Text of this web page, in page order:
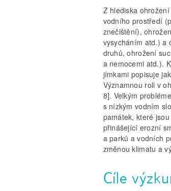
Z hlediska
vodního prostředí
znečištění),
vysycháním atd.) a
druhů, ohrožení
a nemocemi atd.).
jímkami popisuje
Významnou roli v
8]. Velkým
s nízkým vodním
památek, které
přinášející erozní
a parků a vodních
změnou klimatu a
Cíle